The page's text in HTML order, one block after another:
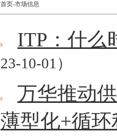
首页-市场信息
ITP：什么
23-10-01）
万华推动
薄型化+循